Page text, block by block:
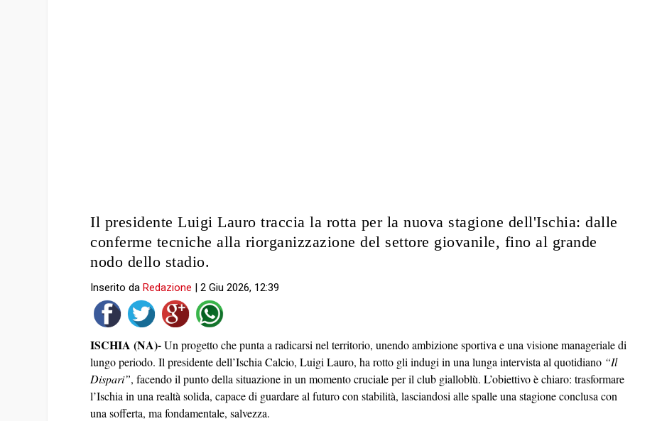
Il presidente Luigi Lauro traccia la rotta per la nuova stagione dell'Ischia: dalle
conferme tecniche alla riorganizzazione del settore giovanile, fino al grande
nodo dello stadio.
Inserito daRedazione |2 Giu 2026, 12:39
ISCHIA (NA)-Un progetto che punta a radicarsi nel territorio, unendo ambizione sportiva e una visione manageriale di
lungo periodo. Il presidente dell’Ischia Calcio, Luigi Lauro, ha rotto gli indugi in una lunga intervista al quotidiano “Il
Dispari”, facendo il punto della situazione in un momento cruciale per il club gialloblù. L’obiettivo è chiaro: trasformare
l’Ischia in una realtà solida, capace di guardare al futuro con stabilità, lasciandosi alle spalle una stagione conclusa con
una sofferta, ma fondamentale, salvezza.